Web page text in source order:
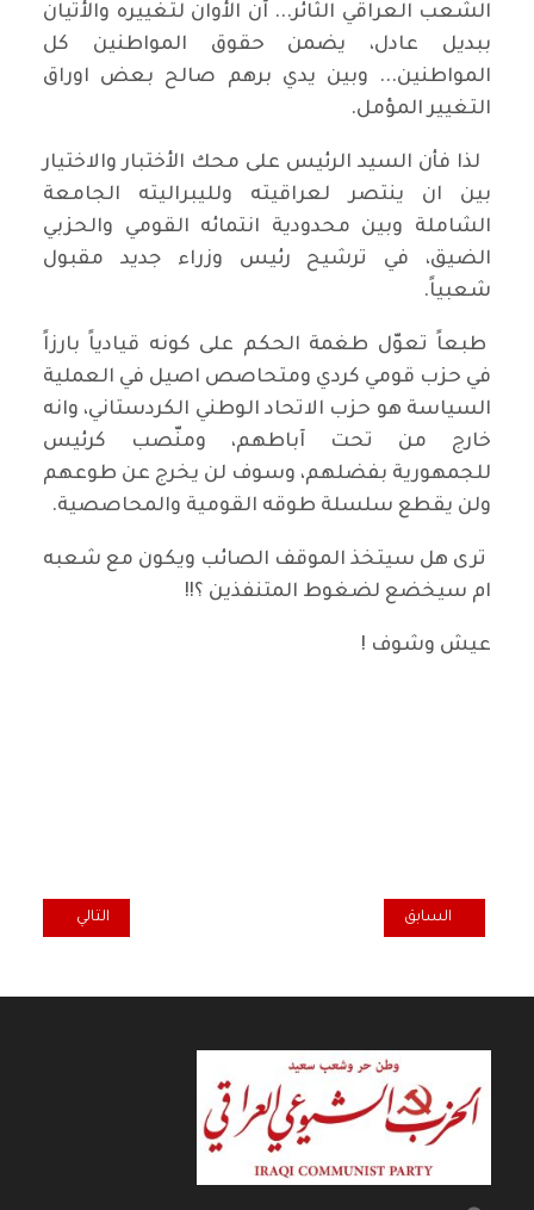
الشعب العراقي الثائر... آن الأوان لتغييره والأتيان
ببديل عادل، يضمن حقوق المواطنين كل
المواطنين... وبين يدي برهم صالح بعض اوراق
التغيير المؤمل.
لذا فأن السيد الرئيس على محك الأختبار والاختيار
بين ان ينتصر لعراقيته ولليبراليته الجامعة
الشاملة وبين محدودية انتمائه القومي والحزبي
الضيق، في ترشيح رئيس وزراء جديد مقبول
شعبياً.
طبعاً تعوّل طغمة الحكم على كونه قيادياً بارزاً
في حزب قومي كردي ومتحاصص اصيل في العملية
السياسة هو حزب الاتحاد الوطني الكردستاني، وانه
خارج من تحت آباطهم، ومنّصب كرئيس
للجمهورية بفضلهم، وسوف لن يخرج عن طوعهم
ولن يقطع سلسلة طوقه القومية والمحاصصية.
ترى هل سيتخذ الموقف الصائب ويكون مع شعبه
ام سيخضع لضغوط المتنفذين ؟!!
عيش وشوف !
المقال السابق: السخرية من السلطة الغاشمة
السابق المقال التالي:
التالي